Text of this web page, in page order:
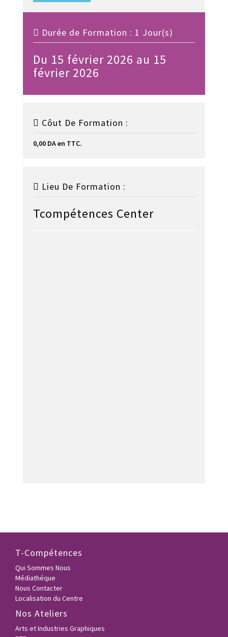
Durée de Formation : 1 Jour(s)
Du 15 février 2026 au 15
février 2026
Côut De Formation :
0,00 DA en TTC.
Lieu De Formation :
Tcompétences Center
T-Compétences
Qui Sommes Nous
Médiathéque
Nous Contacter
Localisation du Centre
Nos Ateliers
Arts et Industries Graphiques